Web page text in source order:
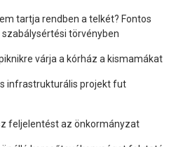
tartja rendben a telkét? Fontos
törvényben
várja a kórház a kismamákat
infrastrukturális projekt fut
feljelentést az önkormányzat